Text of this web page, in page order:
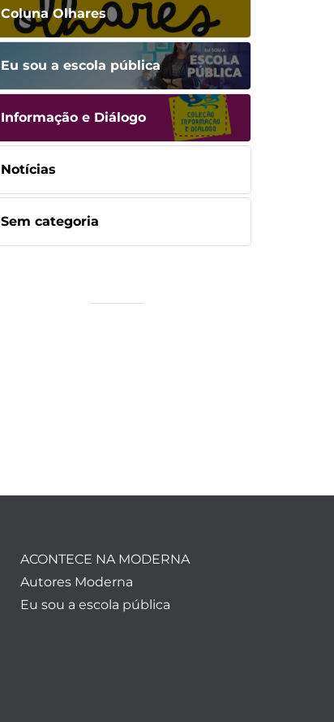
Coluna Olhares
Eu sou a escola pública
Informação e Diálogo
Notícias
Sem categoria
ACONTECE NA MODERNA
Autores Moderna
Eu sou a escola pública